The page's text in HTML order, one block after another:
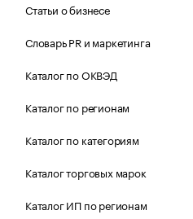
Статьи о бизнесе
Словарь PR и маркетинга
Каталог по ОКВЭД
Каталог по регионам
Каталог по категориям
Каталог торговых марок
Каталог ИП по регионам